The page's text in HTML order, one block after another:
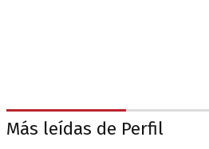
Más leídas de Perfil